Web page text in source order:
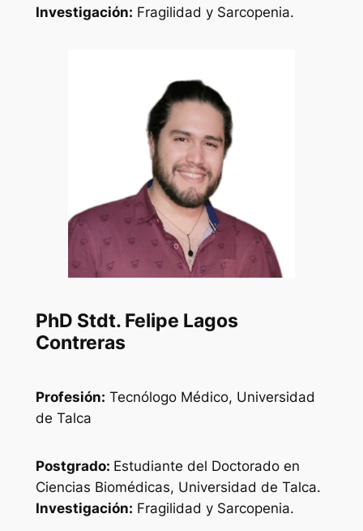
Investigación: Fragilidad y Sarcopenia.
PhD Stdt. Felipe Lagos
Contreras
Profesión: Tecnólogo Médico, Universidad
de Talca
Postgrado: Estudiante del Doctorado en
Ciencias Biomédicas, Universidad de Talca.
Investigación: Fragilidad y Sarcopenia.